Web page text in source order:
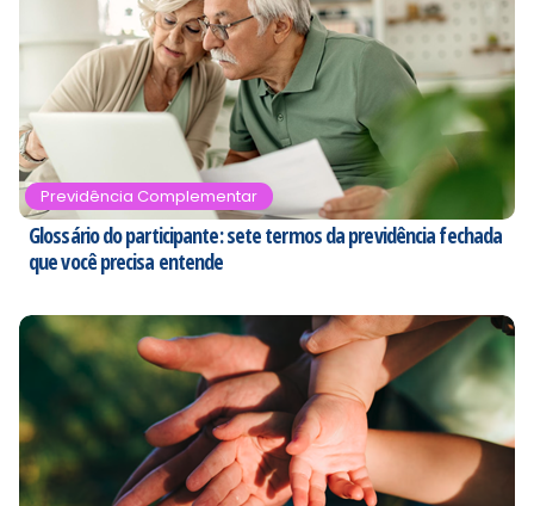
Previdência Complementar
Glossário do participante: sete termos da previdência fechada
que você precisa entende